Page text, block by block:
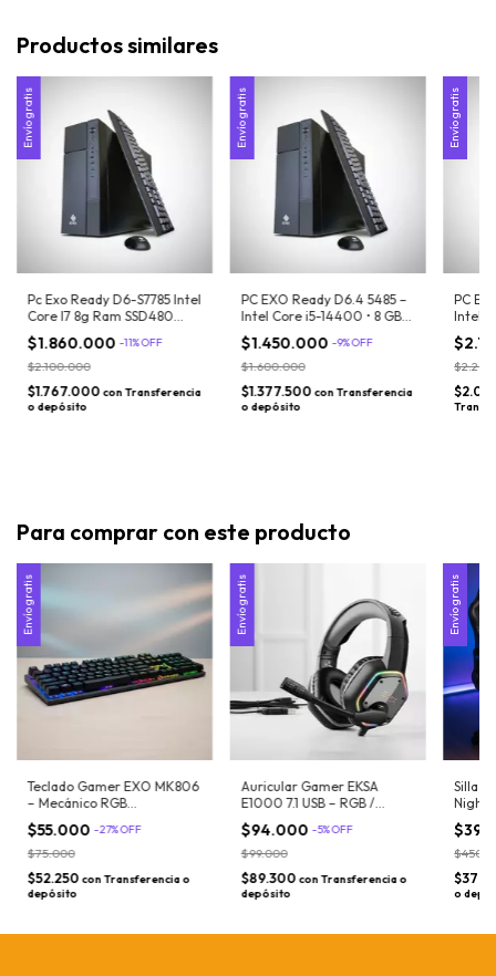
Productos similares
Envío gratis
Pc Exo Ready D6-S7785 Intel
Core I7 8g Ram SSD480
Win11
$1.860.000 -11%OFF
$2.100.000
$1.767.000 con Transferencia
o depósito
Envío gratis
PC EXO Ready D6.4 5485 –
Intel Core i5-14400 • 8 GB
RAM • SSD 480 GB •
Windows 11
$1.450.000 -9%OFF
$1.600.000
$1.377.500 conTransferencia
o depósito
Envío gratis
PC
Intel
RAM
Para comprar con este producto
Envío gratis
Teclado Gamer EXO MK806
– Mecánico RGB
Retroiluminado / Anti-
Ghosting / Panel metálico /
Layout Español
$55.000 -27%OFF
$75.000
$52.250 con Transferencia o
depósito
Envío gratis
Auricular Gamer EKSA
E1000 7.1 USB – RGB /
micrófono con cancelación
de ruido
$94.000 -5%OFF
$99.000
$89.300 conTransferencia o
depósito
Envío gratis
Silla
Pies
o